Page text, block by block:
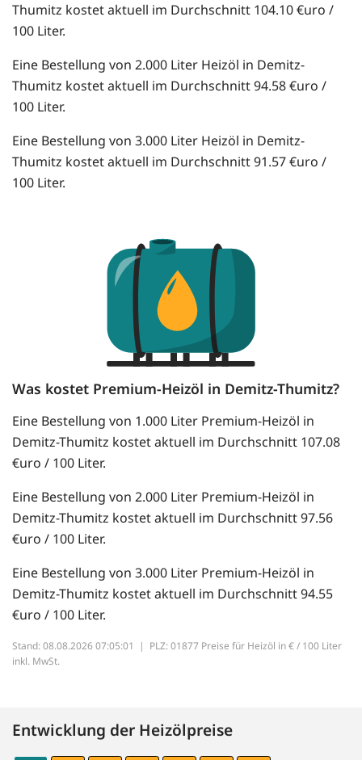
Thumitz kostet aktuell im Durchschnitt 104.10 €uro /
100 Liter.
Eine Bestellung von 2.000 Liter Heizöl in Demitz-
Thumitz kostet aktuell im Durchschnitt 94.58 €uro /
100 Liter.
Eine Bestellung von 3.000 Liter Heizöl in Demitz-
Thumitz kostet aktuell im Durchschnitt 91.57 €uro /
100 Liter.
Was kostet Premium-Heizöl in Demitz-Thumitz?
Eine Bestellung von 1.000 Liter Premium-Heizöl in
Demitz-Thumitz kostet aktuell im Durchschnitt 107.08
€uro / 100 Liter.
Eine Bestellung von 2.000 Liter Premium-Heizöl in
Demitz-Thumitz kostet aktuell im Durchschnitt 97.56
€uro / 100 Liter.
Eine Bestellung von 3.000 Liter Premium-Heizöl in
Demitz-Thumitz kostet aktuell im Durchschnitt 94.55
€uro / 100 Liter.
Stand: 08.08.2026 07:05:01 | PLZ: 01877 Preise für Heizöl in € / 100 Liter
inkl. MwSt.
Entwicklung der Heizölpreise